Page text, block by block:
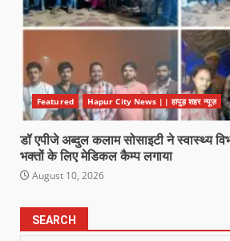
Featured Hapur City News || हापुड़ शहर न्यूज़
डॉ एपीजे अब्दुल कलाम सोसाइटी ने स्वास्थ्य
भक्तों के लिए मेडिकल कैम्प लगाया
August 10, 2026
SEARCH